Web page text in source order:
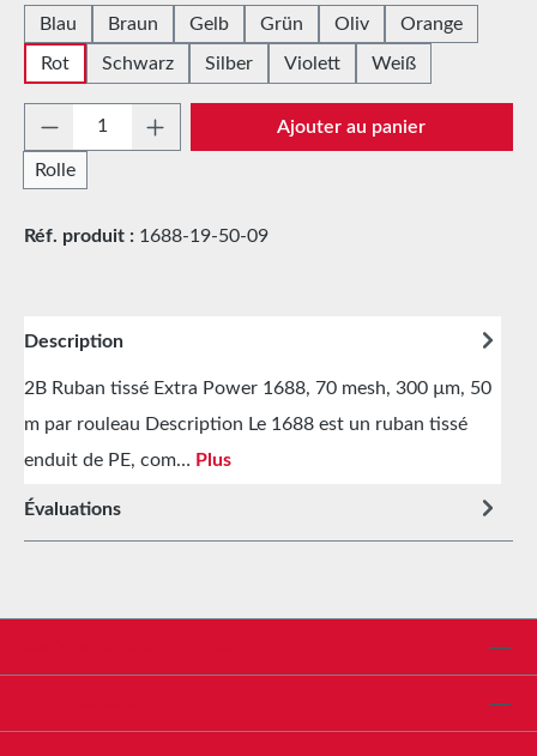
Blau Braun Gelb Grün Oliv Orange
Rot Schwarz Silber Violett Weiß
Quantité de produit : Entrez la quantité
Rolle
Ajouter au panier
Réf. produit : 1688-19-50-09
Description
2B Ruban tissé Extra Power 1688, 70 mesh, 300 µm, 50
m par rouleau Description Le 1688 est un ruban tissé
enduit de PE, com… Plus
Évaluations